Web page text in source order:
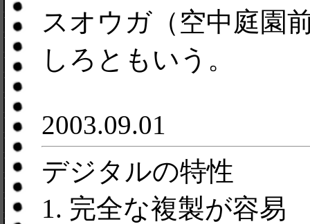
スオウガ（空中庭園
しろともいう。
2003.09.01
デジタルの特性
1. 完全な複製が容易